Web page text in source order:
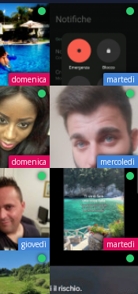
domenica martedì
domenica mercoledì
giovedì martedì